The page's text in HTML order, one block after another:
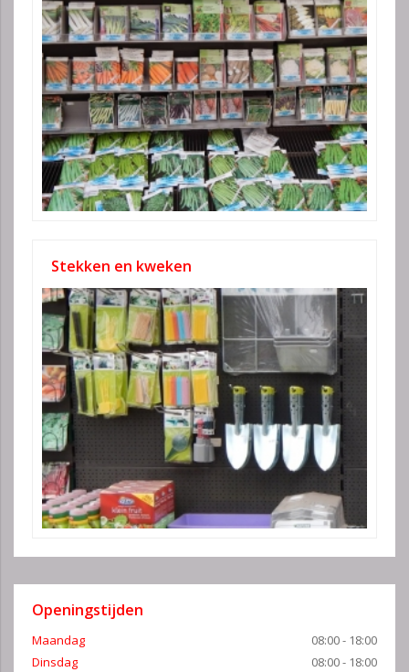
Stekken en kweken
Openingstijden
Maandag
08:00 - 18:00
Dinsdag
08:00 - 18:00